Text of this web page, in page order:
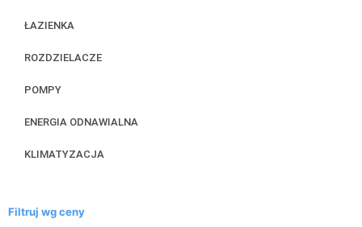
ŁAZIENKA
ROZDZIELACZE
POMPY
ENERGIA ODNAWIALNA
KLIMATYZACJA
Filtruj wg ceny